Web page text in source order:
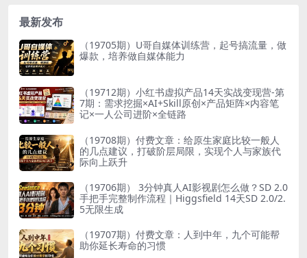
最新发布
（19705期）U哥自媒体训练营，起号搞流量，做
爆款，培养做自媒体能力
（19712期）小红书虚拟产品14天实战变现营-第
7期：需求挖掘×AI+Skill原创×产品矩阵×内容笔
记×一人公司进阶×全链路
（19708期）付费文章：给原生家庭比较一般人
的几点建议，打破阶层局限，实现个人与家族代
际向上跃升
（19706期） 3分钟真人AI影视剧怎么做？SD 2.0
手把手完整制作流程｜Higgsfield 14天SD 2.0/2.
5无限生成
（19707期）付费文章：人到中年，九个可能帮
助你延长寿命的习惯